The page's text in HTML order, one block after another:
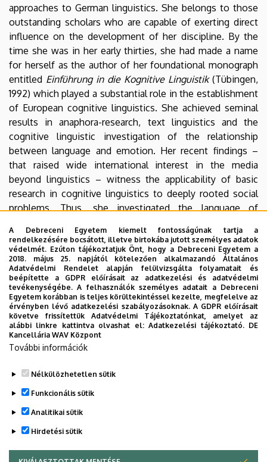
approaches to German linguistics. She belongs to those
outstanding scholars who are capable of exerting direct
influence on the development of her discipline. By the
time she was in her early thirties, she had made a name
for herself as the author of her foundational monograph
entitled Einführung in die Kognitive Linguistik(Tübingen,
1992) which played a substantial role in the establishment
of European cognitive linguistics. She achieved seminal
results in anaphora-research, text linguistics and the
cognitive linguistic investigation of the relationship
between language and emotion. Her recent findings –
that raised wide international interest in the media
beyond linguistics – witness the applicability of basic
research in cognitive linguistics to deeply rooted social
problems. Thus, she investigated the language of
language of antisemitism and the conceptualizations of
violence. Her 9 monographs, 7 collections of papers and
many dozens of papers appeared in renowned
international publications. There has been a close
scientific cooperation between Professor Monika
Schwarz-Friesel and the University of Debrecen for two
decades as documented, among other things, in joint
publications and fellowships.
Legutóbb frissítve: 2021. 08. 18. 14:19
A Debreceni Egyetem kiemelt fontosságúnak tartja a
rendelkezésére bocsátott, illetve birtokába jutott személyes adatok
védelmét. Ezúton tájékoztatjuk Önt, hogy a Debreceni Egyetem a
2018. május 25. napjától kötelezően alkalmazandó Általános
Adatvédelmi Rendelet alapján felülvizsgálta folyamatait és
beépítette a GDPR előírásait az adatkezelési és adatvédelmi
tevékenységébe. A felhasználók személyes adatait a Debreceni
Egyetem korábban is teljes körültekintéssel kezelte, megfelelve az
érvényben lévő adatkezelési szabályozásoknak. A GDPR előírásait
követve frissítettük Adatvédelmi Tájékoztatónkat, amelyet az
alábbi linkre kattintva olvashat el:Adatkezelési tájékoztató. DE
Kancellária WAV Központ
További információk
Nélkülözhetetlen sütik
Funkcionális sütik
Analitikai sütik
Hirdetési sütik